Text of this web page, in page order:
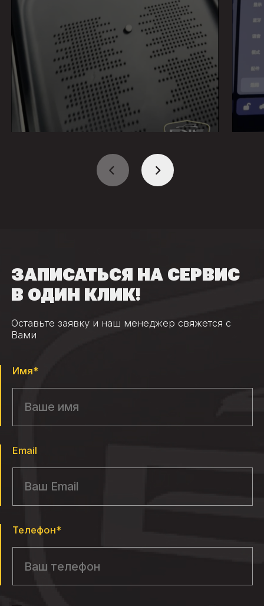
ЗАПИСАТЬСЯ НА СЕРВИС
В ОДИН КЛИК!
Оставьте заявку и наш менеджер свяжется с
Вами
Имя*
Email
Телефон*